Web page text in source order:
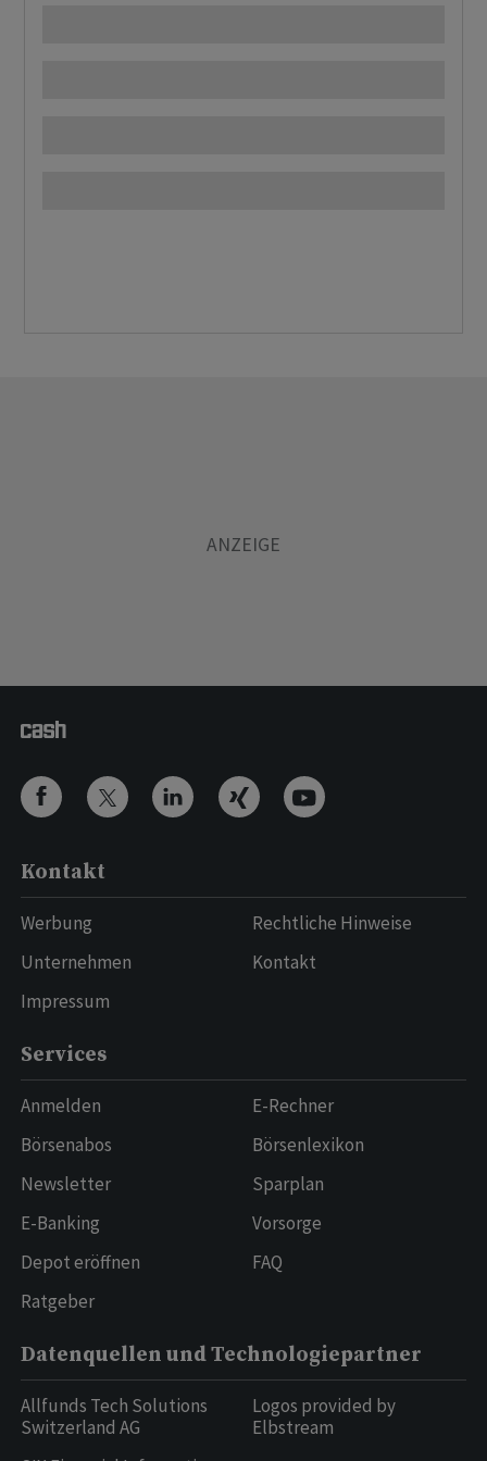
Kontakt
Werbung
Unternehmen
Impressum
Rechtliche Hinweise
Kontakt
Services
Anmelden
Börsenabos
Newsletter
E-Banking
Depot eröffnen
Ratgeber
E-Rechner
Börsenlexikon
Sparplan
Vorsorge
FAQ
Datenquellen und Technologiepartner
Allfunds Tech Solutions
Switzerland AG
Logos provided by
Elbstream